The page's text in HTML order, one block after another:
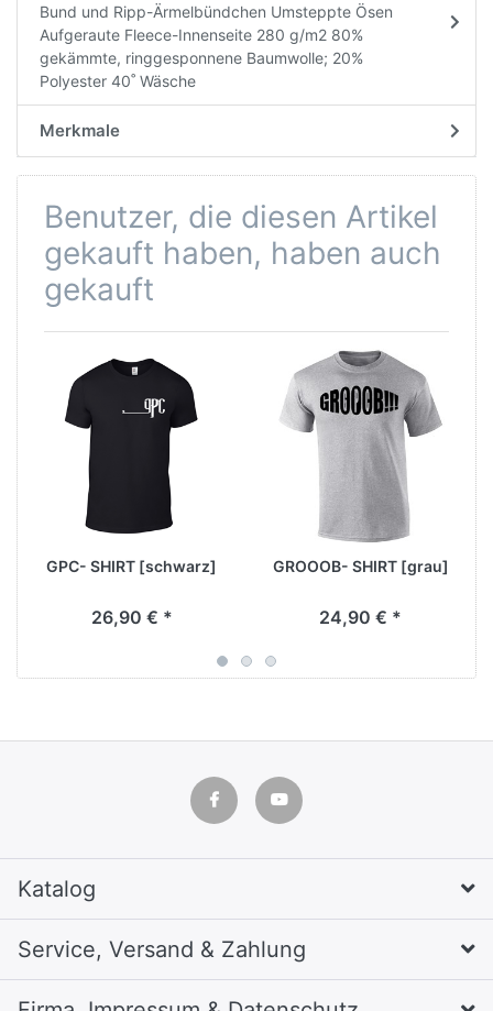
Bund und Ripp-Ärmelbündchen Umsteppte Ösen
Aufgeraute Fleece-Innenseite 280 g/m2 80%
gekämmte, ringgesponnene Baumwolle; 20%
Polyester 40˚ Wäsche
Merkmale
Benutzer, die diesen Artikel
gekauft haben, haben auch
gekauft
GPC- SHIRT [schwarz]
26,90 € *
GROOOB- SHIRT [grau]
24,90 € *
Katalog
Service, Versand & Zahlung